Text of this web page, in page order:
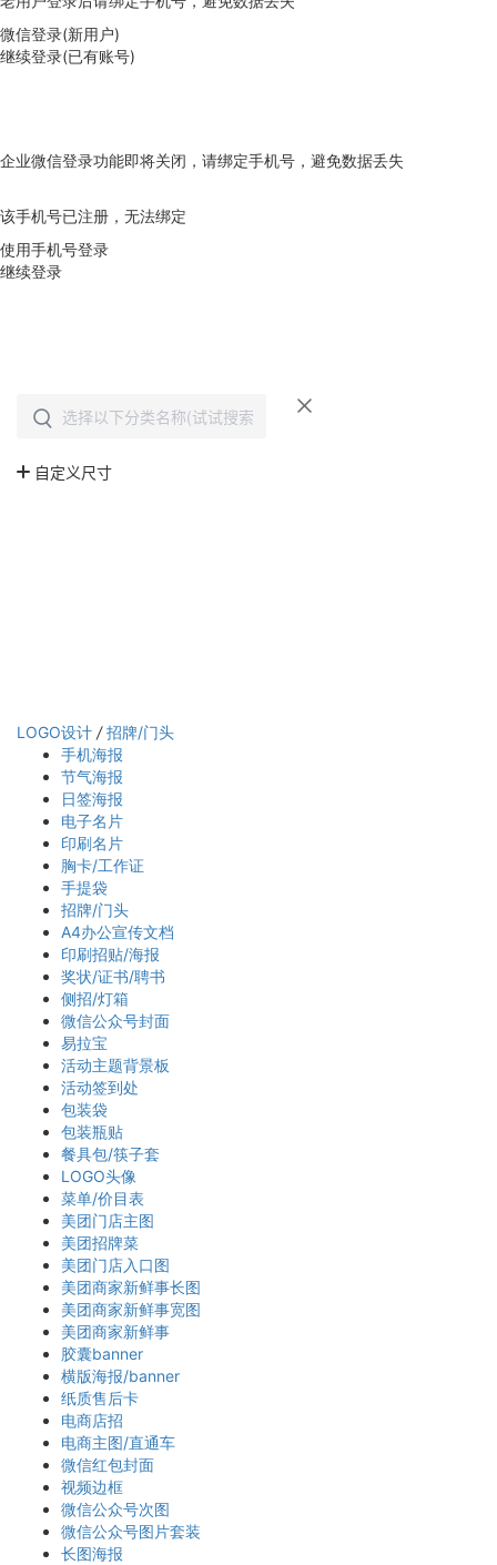
微信登录(新用户)
继续登录(已有账号)
企业微信登录功能即将关闭，请绑定手机号，避免数据丢失
该手机号已注册，无法绑定
使用手机号登录
继续登录
LOGO设计 / 招牌/门头
手机海报
节气海报
日签海报
电子名片
印刷名片
胸卡/工作证
手提袋
招牌/门头
A4办公宣传文档
印刷招贴/海报
奖状/证书/聘书
侧招/灯箱
微信公众号封面
易拉宝
活动主题背景板
活动签到处
包装袋
包装瓶贴
餐具包/筷子套
LOGO头像
菜单/价目表
美团门店主图
美团招牌菜
美团门店入口图
美团商家新鲜事长图
美团商家新鲜事宽图
美团商家新鲜事
胶囊banner
横版海报/banner
纸质售后卡
电商店招
电商主图/直通车
微信红包封面
视频边框
微信公众号次图
微信公众号图片套装
长图海报